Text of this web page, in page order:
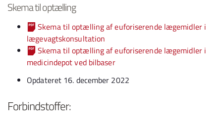
Skema til optælling
Skema til optælling af euforiserende lægemidler i
lægevagtskonsultation
Skema til optælling af euforiserende lægemidler i
medicindepot ved bilbaser
Opdateret 16. december 2022
Forbindstoffer: